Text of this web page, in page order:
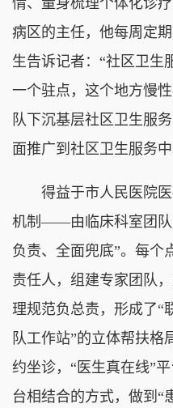
病区的主任，他每周定
生告诉记者：“社区卫生
一个驻点，这个地方慢
队下沉基层社区卫生服
面推广到社区卫生服务
得益于市人民医院医
机制——由临床科室团队
负责、全面兜底”。每个
责任人，组建专家团队
理规范负总责，形成了“
队工作站”的立体帮扶格
约坐诊，“医生真在线”
台相结合的方式，做到“